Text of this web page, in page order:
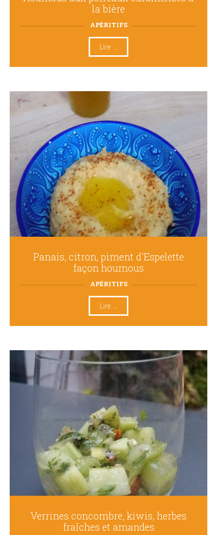
la bière
APÉRITIFS
Lire ...
Panais, citron, piment d'Espelette
façon houmous
APÉRITIFS
Lire ...
Verrines concombre, kiwis, herbes
fraîches et amandes